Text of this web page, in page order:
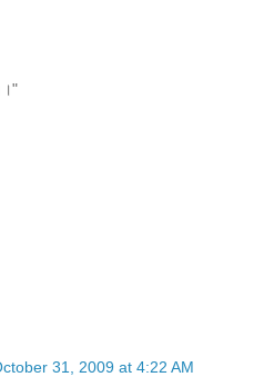
31, 2009 at 4:22 AM